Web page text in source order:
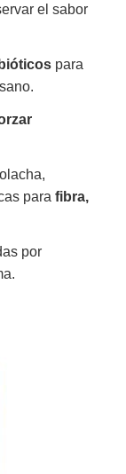
el sabor
para
para fibra,
por